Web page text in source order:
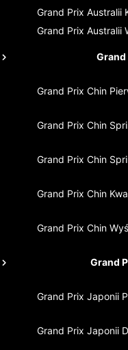
Grand Prix Australii
Grand Prix Australii
Grand
Grand Prix Chin
Grand Prix Chin
Grand Prix Chin
Grand Prix Chin
Grand Prix Chin
Grand
Grand Prix Japonii
Grand Prix Japonii